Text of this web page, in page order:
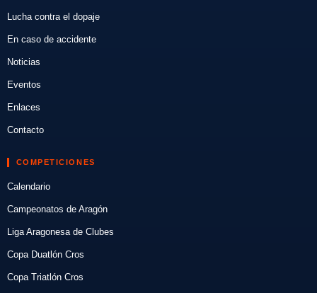
Lucha contra el dopaje
En caso de accidente
Noticias
Eventos
Enlaces
Contacto
COMPETICIONES
Calendario
Campeonatos de Aragón
Liga Aragonesa de Clubes
Copa Duatlón Cros
Copa Triatlón Cros